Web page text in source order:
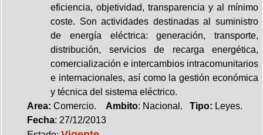
eficiencia, objetividad, transparencia y al mínimo
coste. Son actividades destinadas al suministro
de energía eléctrica: generación, transporte,
distribución, servicios de recarga energética,
comercialización e intercambios intracomunitarios
e internacionales, así como la gestión económica
y técnica del sistema eléctrico.
Area: Comercio. Ambito: Nacional. Tipo: Leyes.
Fecha: 27/12/2013